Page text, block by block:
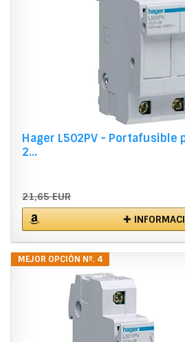
Hager L502PV - Portafusible
2...
21,65 EUR
✚
MEJOR OPCIÓN Nº. 4